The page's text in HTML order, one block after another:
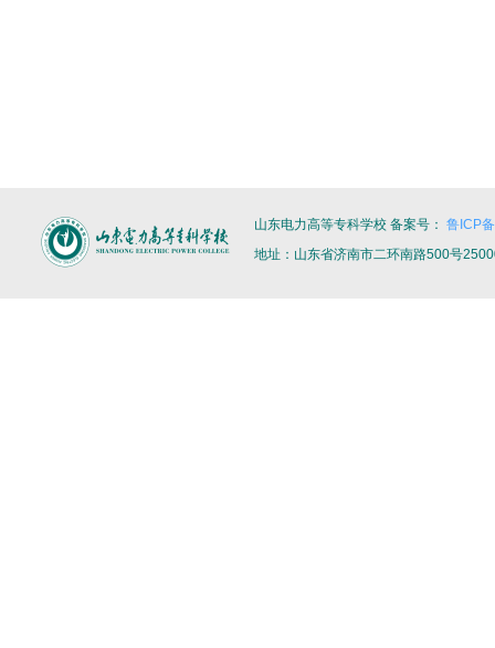
山东电力高等专科学校 备案号： 鲁ICP
地址：山东省济南市二环南路500号